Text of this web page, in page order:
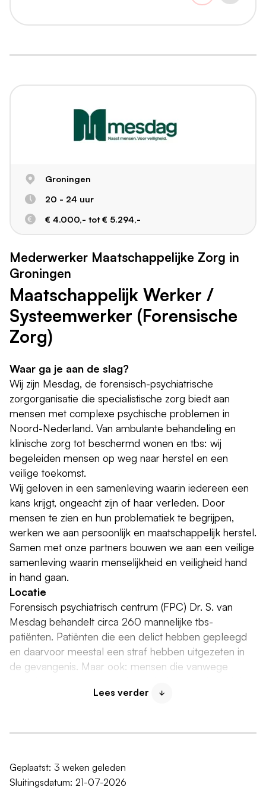
Groningen
20 - 24 uur
€ 4.000,- tot € 5.294,-
Mederwerker Maatschappelijke Zorg in
Groningen
Maatschappelijk Werker /
Systeemwerker (Forensische
Zorg)
Waar ga je aan de slag?
Wij zijn Mesdag, de forensisch-psychiatrische
zorgorganisatie die specialistische zorg biedt aan
mensen met complexe psychische problemen in
Noord-Nederland. Van ambulante behandeling en
klinische zorg tot beschermd wonen en tbs: wij
begeleiden mensen op weg naar herstel en een
veilige toekomst.
Wij geloven in een samenleving waarin iedereen een
kans krijgt, ongeacht zijn of haar verleden. Door
mensen te zien en hun problematiek te begrijpen,
werken we aan persoonlijk en maatschappelijk herstel.
Samen met onze partners bouwen we aan een veilige
samenleving waarin menselijkheid en veiligheid hand
in hand gaan.
Locatie
Forensisch psychiatrisch centrum (FPC) Dr. S. van
Mesdag behandelt circa 260 mannelijke tbs-
patiënten. Patiënten die een delict hebben gepleegd
en daarvoor meestal een straf hebben uitgezeten in
de gevangenis. Maar ook: mensen die vanwege
niet goed functioneren en mede daardoor het delict
psychiatrische patiënten in vier behandelvormen:
ambulante behandeling | beschermd wonen | klinische
Lees verder
Geplaatst: 3 weken geleden
Sluitingsdatum: 21-07-2026